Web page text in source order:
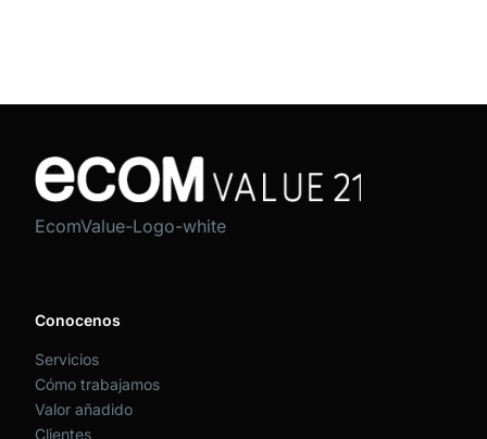
EcomValue-Logo-white
Conocenos
Servicios
Cómo trabajamos
Valor añadido
Clientes